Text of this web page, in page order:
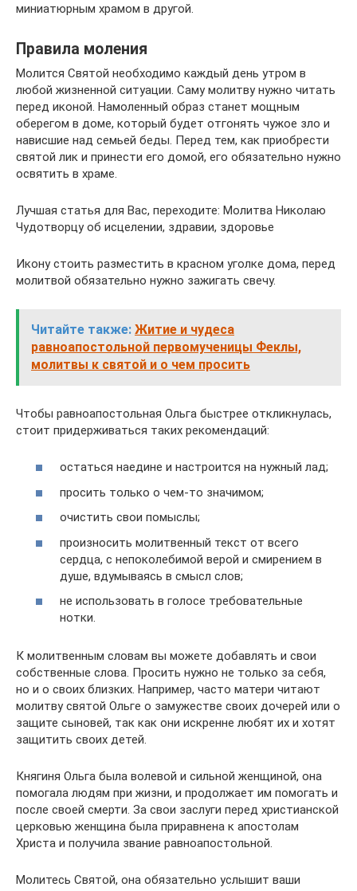
миниатюрным храмом в другой.
Правила моления
Молится Святой необходимо каждый день утром в
любой жизненной ситуации. Саму молитву нужно читать
перед иконой. Намоленный образ станет мощным
оберегом в доме, который будет отгонять чужое зло и
нависшие над семьей беды. Перед тем, как приобрести
святой лик и принести его домой, его обязательно нужно
освятить в храме.
Лучшая статья для Вас, переходите: Молитва Николаю
Чудотворцу об исцелении, здравии, здоровье
Икону стоить разместить в красном уголке дома, перед
молитвой обязательно нужно зажигать свечу.
Читайте также: Житие и чудеса
равноапостольной первомученицы Феклы,
молитвы к святой и о чем просить
Чтобы равноапостольная Ольга быстрее откликнулась,
стоит придерживаться таких рекомендаций:
остаться наедине и настроится на нужный лад;
просить только о чем-то значимом;
очистить свои помыслы;
произносить молитвенный текст от всего
сердца, с непоколебимой верой и смирением в
душе, вдумываясь в смысл слов;
не использовать в голосе требовательные
нотки.
К молитвенным словам вы можете добавлять и свои
собственные слова. Просить нужно не только за себя,
но и о своих близких. Например, часто матери читают
молитву святой Ольге о замужестве своих дочерей или о
защите сыновей, так как они искренне любят их и хотят
защитить своих детей.
Княгиня Ольга была волевой и сильной женщиной, она
помогала людям при жизни, и продолжает им помогать и
после своей смерти. За свои заслуги перед христианской
церковью женщина была приравнена к апостолам
Христа и получила звание равноапостольной.
Молитесь Святой, она обязательно услышит ваши